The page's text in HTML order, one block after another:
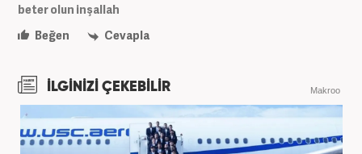
beter olun inşallah
Beğen
Cevapla
İLGİNİZİ ÇEKEBİLİR Makroo